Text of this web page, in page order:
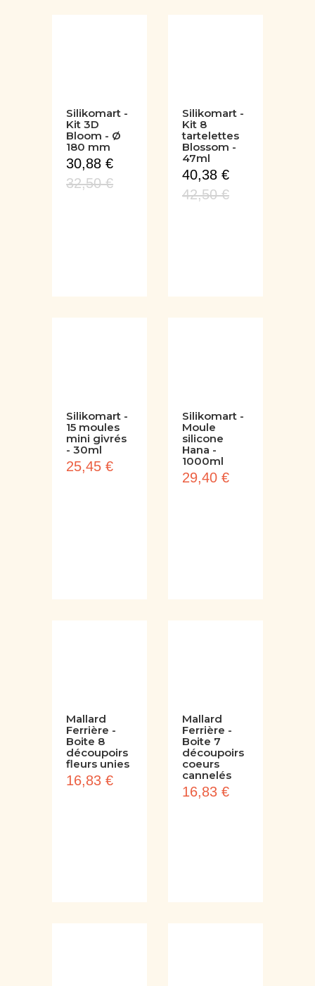
Silikomart -
Kit 3D
Bloom - Ø
180 mm
30,88 €
Silikomart -
Kit 8
tartelettes
Blossom -
47ml
40,38 €
Silikomart -
15 moules
mini givrés
- 30ml
Silikomart -
Moule
silicone
Hana -
1000ml
Mallard
Ferrière -
Boite 8
découpoirs
fleurs unies
Mallard
Ferrière -
Boite 7
découpoirs
coeurs
cannelés